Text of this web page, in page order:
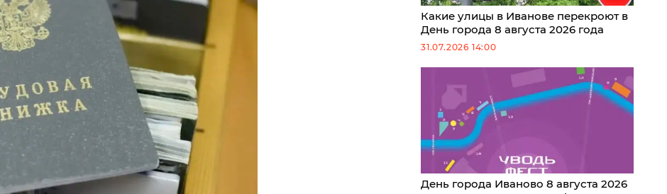
Какие улицы в Иванове перекроют в
День города 8 августа 2026 года
31.07.2026 14:00
День города Иваново 8 августа 2026